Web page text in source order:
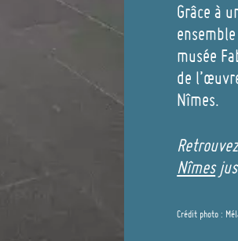
Grâce à
musée
de
Nîmes.
Nîmes
Crédit photo :